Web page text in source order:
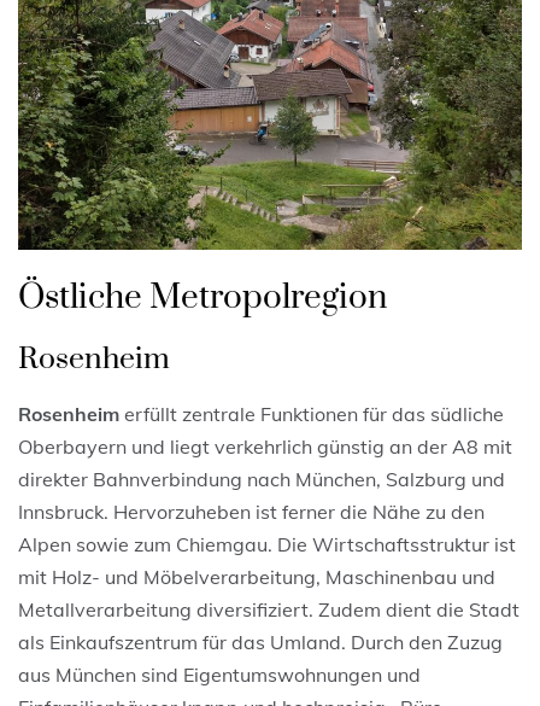
Östliche Metropolregion
Rosenheim
Rosenheim erfüllt zentrale Funktionen für das südliche
Oberbayern und liegt verkehrlich günstig an der A8 mit
direkter Bahnverbindung nach München, Salzburg und
Innsbruck. Hervorzuheben ist ferner die Nähe zu den
Alpen sowie zum Chiemgau. Die Wirtschaftsstruktur ist
mit Holz- und Möbelverarbeitung, Maschinenbau und
Metallverarbeitung diversifiziert. Zudem dient die Stadt
als Einkaufszentrum für das Umland. Durch den Zuzug
aus München sind Eigentumswohnungen und